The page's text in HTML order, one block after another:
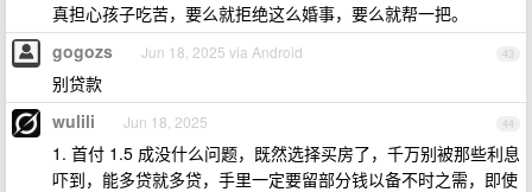
真担心孩子吃苦，要么就拒绝这么婚事，要么就帮一把。
43
gogozs Jun 18, 2025 via Android
别贷款
44
wulili Jun 18, 2025
1. 首付 1.5 成没什么问题，既然选择买房了，千万别被那些利息
吓到，能多贷就多贷，手里一定要留部分钱以备不时之需，即使